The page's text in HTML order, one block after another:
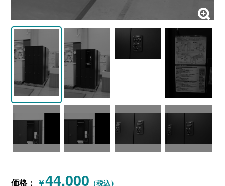
価格： ￥44,000 （税込）